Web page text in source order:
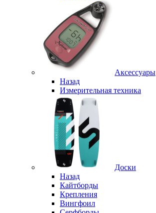
Аксессуары
Назад
Измерительная техника
Доски
Назад
Кайтборды
Крепления
Вингфоил